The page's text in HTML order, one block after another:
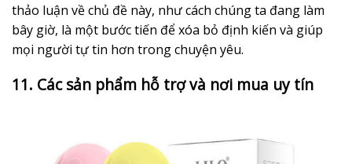
thảo luận về chủ đề này, như cách chúng ta đang làm
bây giờ, là một bước tiến để xóa bỏ định kiến và giúp
mọi người tự tin hơn trong chuyện yêu.
11. Các sản phẩm hỗ trợ và nơi mua uy tín